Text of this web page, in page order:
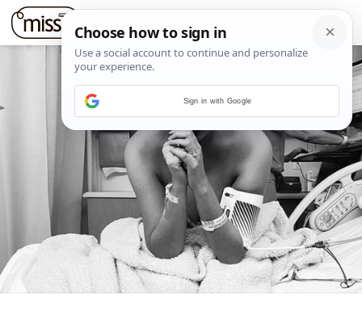
Sign in with Google